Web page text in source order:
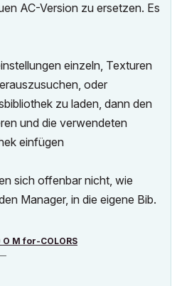
AC-Version zu ersetzen. Es
einzeln, Texturen
oder
zu laden, dann den
und die verwendeten
einfügen
sich offenbar nicht, wie
Manager, in die eigene Bib.
O M for-COLORS